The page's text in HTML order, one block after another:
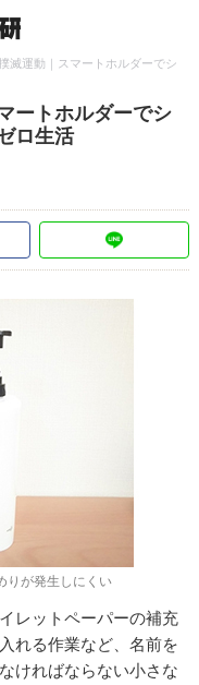
滅運動｜スマートホルダーでシ
ートホルダーでシ
ロ生活
りが発生しにくい
レットペーパーの補充
れる作業など、名前を
ければならない小さな